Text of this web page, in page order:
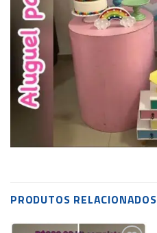
PRODUTOS RELACIONADOS